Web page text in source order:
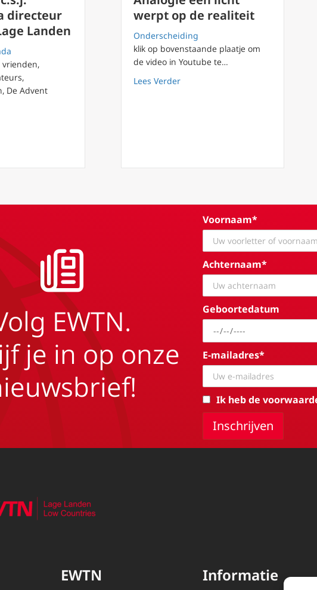
directeur
Landen
vrienden,
De Advent
Kerstwens 2023 Pater Elias Leyds c.s.j. programma directeur van EWTN Lage
werpt op de realiteit
Onderscheiding
klik op bovenstaande plaatje om
de video in Youtube te…
Lees Verderabout FilioQue 69 – Hoe de
EWTN.
je in op onze
Voornaam*
Achternaam*
Geboortedatum
E-mailadres*
Ik heb de
EWTN Informatie